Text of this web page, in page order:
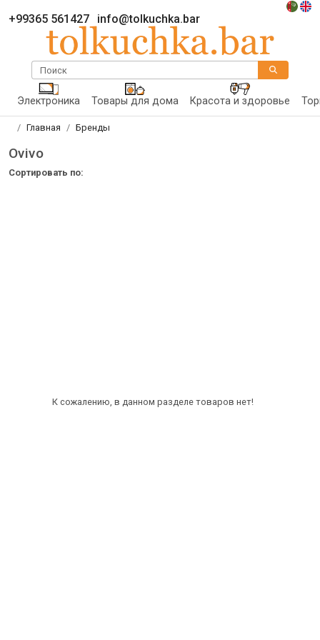
+99365 561427 info@tolkuchka.bar
Поиск
Электроника Товары для дома Красота и здоровье
Главная Бренды
Ovivo
Сортировать по:
К сожалению, в данном разделе товаров нет!